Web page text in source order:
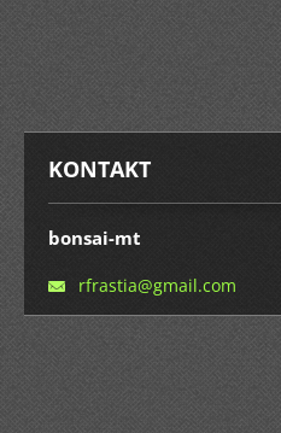
KONTAKT
bonsai-mt
rfrastia@gmail.com